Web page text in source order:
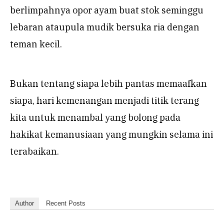
berlimpahnya opor ayam buat stok seminggu
lebaran ataupula mudik bersuka ria dengan
teman kecil.
Bukan tentang siapa lebih pantas memaafkan
siapa, hari kemenangan menjadi titik terang
kita untuk menambal yang bolong pada
hakikat kemanusiaan yang mungkin selama ini
terabaikan.
Author Recent Posts